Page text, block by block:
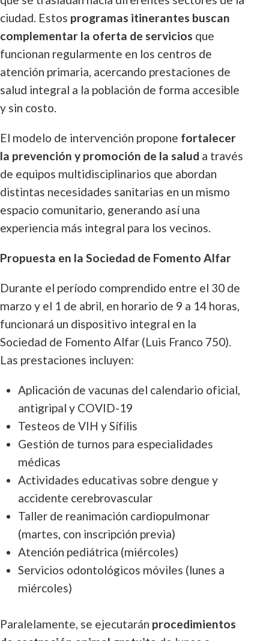
ciudad. Estos programas itinerantes buscan
complementar la oferta de servicios que
funcionan regularmente en los centros de
atención primaria, acercando prestaciones de
salud integral a la población de forma accesible
y sin costo.
El modelo de intervención propone fortalecer
la prevención y promoción de la salud a través
de equipos multidisciplinarios que abordan
distintas necesidades sanitarias en un mismo
espacio comunitario, generando así una
experiencia más integral para los vecinos.
Propuesta en la Sociedad de Fomento Alfar
Durante el período comprendido entre el 30 de
marzo y el 1 de abril, en horario de 9 a 14 horas,
funcionará un dispositivo integral en la
Sociedad de Fomento Alfar (Luis Franco 750).
Las prestaciones incluyen:
Aplicación de vacunas del calendario oficial,
antigripal y COVID-19
Testeos de VIH y Sífilis
Gestión de turnos para especialidades
médicas
Actividades educativas sobre dengue y
accidente cerebrovascular
Taller de reanimación cardiopulmonar
(martes, con inscripción previa)
Atención pediátrica (miércoles)
Servicios odontológicos móviles (lunes a
miércoles)
Paralelamente, se ejecutarán procedimientos